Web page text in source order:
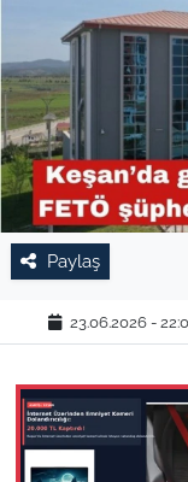
Paylaş
23.06.2026 -
TARIM VE
KÜLTÜR
RESMİ İLAN
SPOR
YAŞAM
TEKİRDAĞ